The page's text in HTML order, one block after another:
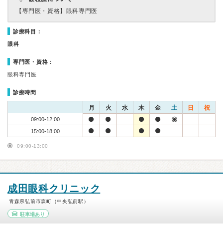
【専門医・資格】 眼科専門医
診療科目：
眼科
専門医・資格：
眼科専門医
診療時間
月 火 水 木 金 土 日 祝
09:00-12:00
15:00-18:00
09:00-13:00
成田眼科クリニック
青森県弘前市森町（中央弘前駅）
駐車場あり